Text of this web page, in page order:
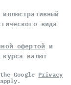
вида
офертой и
валют
Google Privacy
apply.